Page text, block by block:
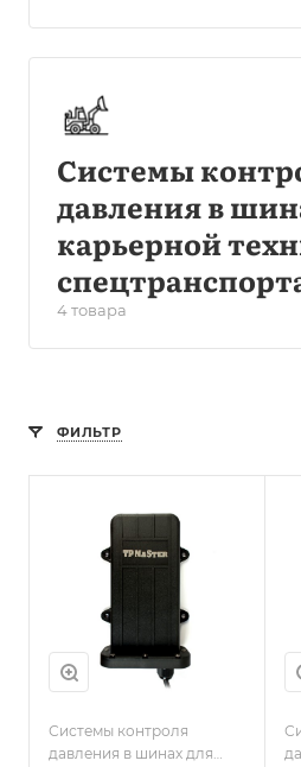
Системы
давления в
карьерной
4 товара
ФИЛЬТР
Системы контроля
давления в шинах для